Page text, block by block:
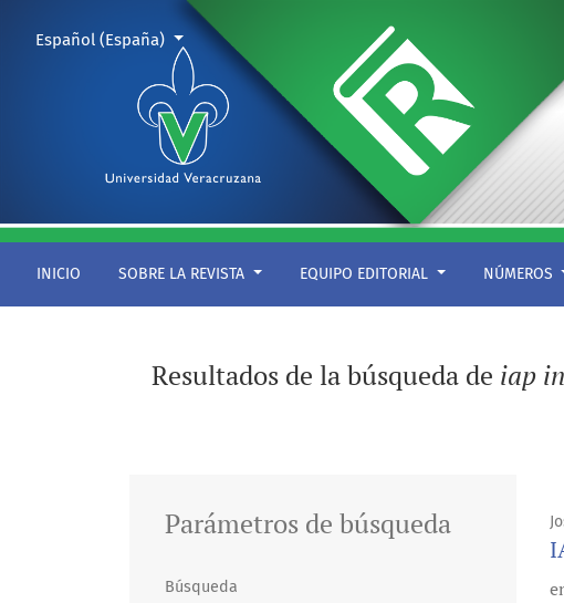
INICIO SOBRE LA REVISTA EQUIPO EDITORIAL NÚMEROS
Cambiar el idioma. El actual es:
Español (España)
Resultados de la búsqueda de iap
Parámetros de búsqueda
Búsqueda